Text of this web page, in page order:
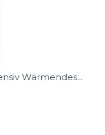
Wärmendes...